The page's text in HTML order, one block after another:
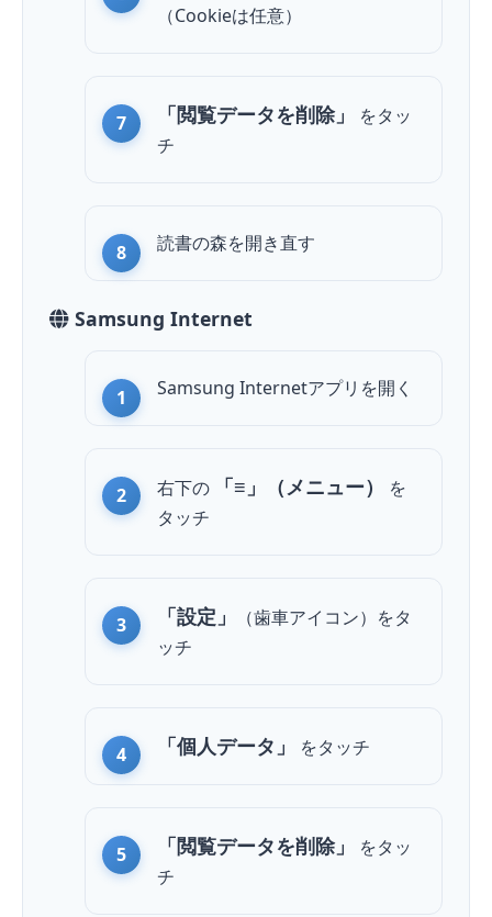
（Cookieは任意）
「閲覧データを削除」 をタッ
チ
読書の森を開き直す
Samsung Internet
Samsung Internetアプリを開く
右下の 「≡」（メニュー）
を
タッチ
「設定」 （歯車アイコン）をタ
ッチ
「個人データ」 をタッチ
「閲覧データを削除」 をタッ
チ